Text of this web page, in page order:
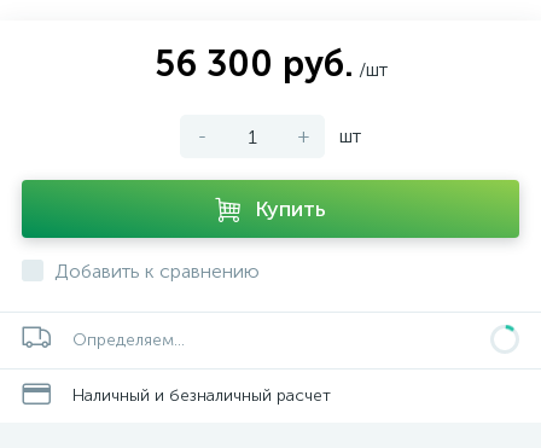
56 300 руб. /шт
- + шт
Купить
Добавить к сравнению
Определяем...
Наличный и безналичный расчет